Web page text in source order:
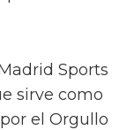
Sports
sirve como
el Orgullo